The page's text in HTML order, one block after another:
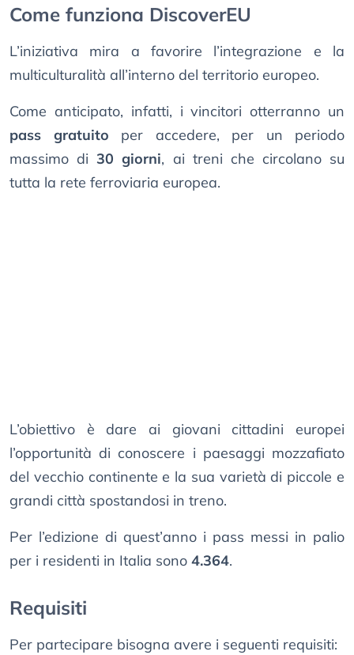
Come funziona DiscoverEU
L’iniziativa mira a favorire l’integrazione e la
multiculturalità all’interno del territorio europeo.
Come anticipato, infatti, i vincitori otterranno un
pass gratuito per accedere, per un periodo
massimo di30 giorni, ai treni che circolano su
tutta la rete ferroviaria europea.
L’obiettivo è dare ai giovani cittadini europei
l’opportunità di conoscere i paesaggi mozzafiato
del vecchio continente e la sua varietà di piccole e
grandi città spostandosi in treno.
Per l’edizione di quest’anno i pass messi in palio
per i residenti in Italia sono 4.364.
Requisiti
Per partecipare bisogna avere i seguenti requisiti: